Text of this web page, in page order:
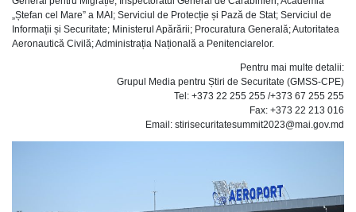
„Ștefan cel Mare” a MAI; Serviciul de Protecție și Pază de Stat; Serviciul de
Informații și Securitate; Ministerul Apărării; Procuratura Generală; Autoritatea
Aeronautică Civilă; Administrația Națională a Penitenciarelor.
Pentru mai multe detalii:
Grupul Media pentru Știri de Securitate (GMSS-CPE)
Tel: +373 22 255 255 /+373 67 255 255
Fax: +373 22 213 016
Email: stirisecuritatesummit2023@mai.gov.md